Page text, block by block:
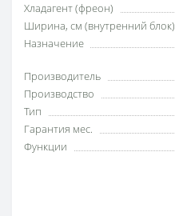
Хладагент (фреон)
Ширина, см (внутренний блок)
Назначение
Производитель
Производство
Тип
Гарантия мес.
Функции